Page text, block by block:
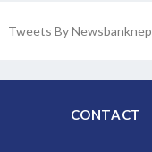
Tweets By
CONTACT